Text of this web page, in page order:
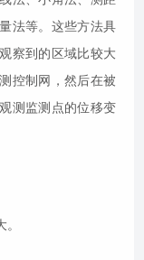
法等。这些方法具
察到的区域比较大
控制网，然后在被
测监测点的位移变